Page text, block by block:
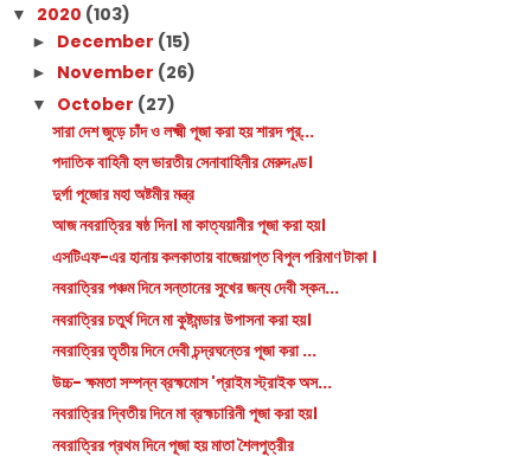
▼ 2020 (103)
► December (15)
► November (26)
▼ October (27)
সারা দেশ জুড়ে চাঁদ ও লক্ষ্মী পূজা করা হয় শারদ পূর্...
পদাতিক বাহিনী হল ভারতীয় সেনাবাহিনীর মেরুদণ্ড।
দুর্গা পূজোর মহা অষ্টমীর মন্ত্র
আজ নবরাত্রির ষষ্ঠ দিন। মা কাত্যয়ানীর পূজা করা হয়।
এসটিএফ-এর হানায় কলকাতায় বাজেয়াপ্ত বিপুল পরিমাণ টাকা ।
নবরাত্রির পঞ্চম দিনে সন্তানের সুখের জন্য দেবী স্কন...
নবরাত্রির চতুর্থ দিনে মা কুষ্টমন্ডার উপাসনা করা হয়।
নবরাত্রির তৃতীয় দিনে দেবী চন্দ্রঘন্তের পূজা করা ...
উচ্চ- ক্ষমতা সম্পন্ন ব্রহ্মমোস 'প্রাইম স্ট্রাইক অস...
নবরাত্রির দ্বিতীয় দিনে মা ব্রহ্মচারিনী পূজা করা হয়।
নবরাত্রির প্রথম দিনে পূজা হয় মাতা শৈলপুত্রীর